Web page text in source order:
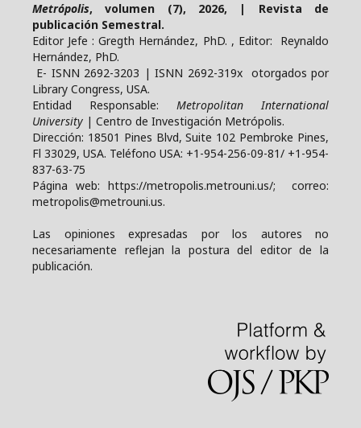
Metrópolis, volumen (7), 2026, | Revista de
publicación Semestral.
Editor Jefe : Gregth Hernández, PhD. , Editor: Reynaldo
Hernández, PhD.
E- ISNN 2692-3203 | ISNN 2692-319x otorgados por
Library Congress, USA.
Entidad Responsable: Metropolitan International
University | Centro de Investigación Metrópolis.
Dirección: 18501 Pines Blvd, Suite 102 Pembroke Pines,
Fl 33029, USA. Teléfono USA: +1-954-256-09-81/ +1-954-
837-63-75
Página web: https://metropolis.metrouni.us/; correo:
metropolis@metrouni.us.
Las opiniones expresadas por los autores no
necesariamente reflejan la postura del editor de la
publicación.